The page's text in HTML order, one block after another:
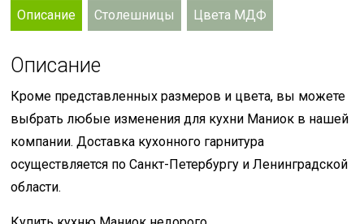
Описание Столешницы Цвета МДФ
Описание
Кроме представленных размеров и цвета, вы можете
выбрать любые изменения для кухни Маниок в нашей
компании. Доставка кухонного гарнитура
осуществляется по Санкт-Петербургу и Ленинградской
области.